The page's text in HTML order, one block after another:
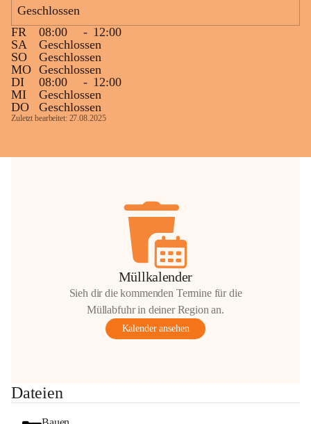
Die OMV Austria ist bemüht, für die
Bevölkerung ungewohnte, jedoch
technisch notwendige Betriebszustände so
kurz wie möglich zu halten.
Wir bitten daher die umliegende
Bevölkerung um Verständnis.
anrainer-service@omv.com
Bei Fragen, Anliegen oder Beschwerden.
Die OMV wird im Zuge von
Geschlossen
FR
08:00 - 12:00
SA
Geschlossen
SO
Geschlossen
MO Geschlossen
DI
08:00 - 12:00
MI
Geschlossen
DO
Geschlossen
Zuletzt bearbeitet: 27.08.2025
Müllkalender
Sieh dir die kommenden Termine für die
Müllabfuhr in deiner Region an.
Kalender ansehen
Dateien